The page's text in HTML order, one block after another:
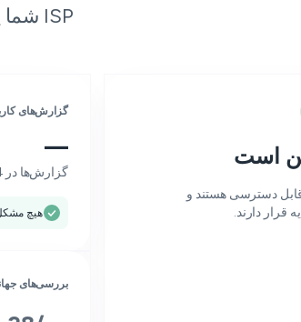
ISP شما یا کشور شماست.
قابل دسترسی هستند و
قرار دارند.
گزارش‌های کاربری · 24
—
گزارش‌ها در 24 ساعت گذشته
هیچ مشکل گسترده‌ای
بررسی‌های